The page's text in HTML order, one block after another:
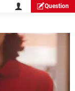
Question